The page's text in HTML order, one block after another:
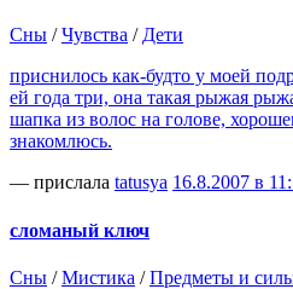
Сны /Чувства / Дети
приснилось как-будто у моей
ей года три, она такая рыжая
шапка из волос на голове,
знакомлюсь.
— прислала tatusya 16.8.2007 в
сломаный ключ
Сны /Мистика /Предметы и